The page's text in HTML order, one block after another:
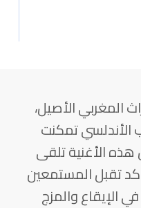
المغربي الأصيل،
الأندلسي تمكنت
هذه الأغنية تلقى
تقبل المستمعين
الإيقاع والمزج